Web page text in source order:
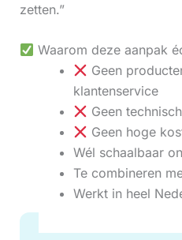
zetten.”
Waarom deze aanpak
Geen
klantenservice
Geen
Geen hoge
Wél schaalbaar
Te combineren
Werkt in heel